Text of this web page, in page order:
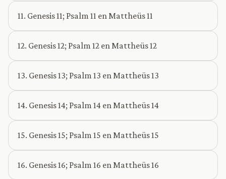
11. Genesis 11; Psalm 11 en Mattheüs 11
12. Genesis 12; Psalm 12 en Mattheüs 12
13. Genesis 13; Psalm 13 en Mattheüs 13
14. Genesis 14; Psalm 14 en Mattheüs 14
15. Genesis 15; Psalm 15 en Mattheüs 15
16. Genesis 16; Psalm 16 en Mattheüs 16